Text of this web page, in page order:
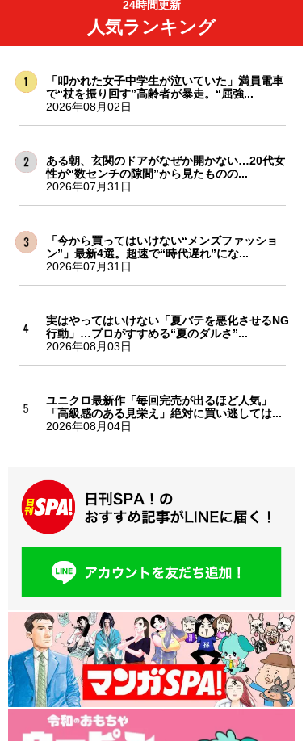
24時間更新
人気ランキング
「叩かれた女子中学生が泣いていた」満員電車
で“杖を振り回す”高齢者が暴走。“屈強...
2026年08月02日
ある朝、玄関のドアがなぜか開かない…20代女
性が“数センチの隙間”から見たものの...
2026年07月31日
「今から買ってはいけない“メンズファッショ
ン”」最新4選。超速で“時代遅れ”にな...
2026年07月31日
実はやってはいけない「夏バテを悪化させるNG
行動」…プロがすすめる“夏のダルさ”...
2026年08月03日
ユニクロ最新作「毎回完売が出るほど人気」
「高級感のある見栄え」絶対に買い逃しては...
2026年08月04日